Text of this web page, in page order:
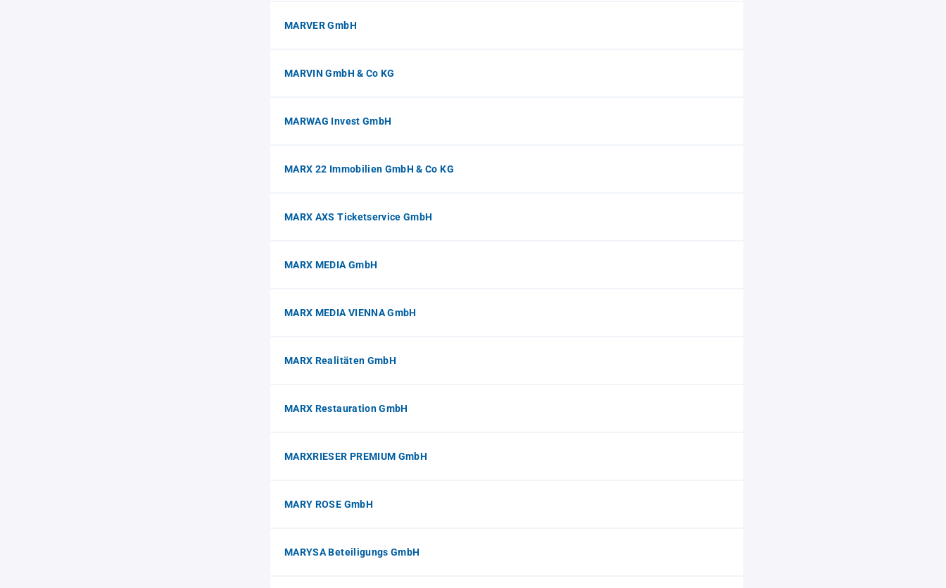
MARVER GmbH
MARVIN GmbH & Co KG
MARWAG Invest GmbH
MARX 22 Immobilien GmbH & Co KG
MARX AXS Ticketservice GmbH
MARX MEDIA GmbH
MARX MEDIA VIENNA GmbH
MARX Realitäten GmbH
MARX Restauration GmbH
MARXRIESER PREMIUM GmbH
MARY ROSE GmbH
MARYSA Beteiligungs GmbH